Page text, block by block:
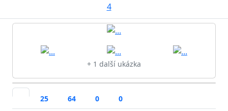
4
+ 1 další ukázka
25 64 0 0